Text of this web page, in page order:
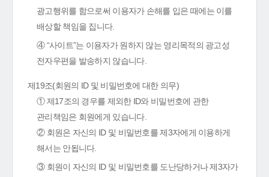
광고행위를 함으로써 이용자가 손해를 입은 때에는 이를
배상할 책임을 집니다.
④ “사이트”는 이용자가 원하지 않는 영리목적의 광고성
전자우편을 발송하지 않습니다.
제19조(회원의 ID 및 비밀번호에 대한 의무)
① 제17조의 경우를 제외한 ID와 비밀번호에 관한
관리책임은 회원에게 있습니다.
② 회원은 자신의 ID 및 비밀번호를 제3자에게 이용하게
해서는 안됩니다.
③ 회원이 자신의 ID 및 비밀번호를 도난당하거나 제3자가